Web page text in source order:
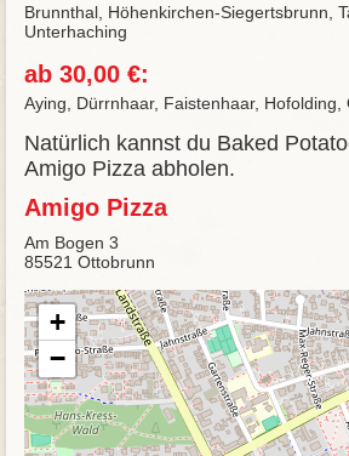
Brunnthal, Höhenkirchen-Siegertsbrunn,
Unterhaching
ab 30,00 €:
Aying, Dürrnhaar, Faistenhaar, Hofolding,
Natürlich kannst du Baked
Amigo Pizza abholen.
Amigo Pizza
Am Bogen 3
85521 Ottobrunn
+
−